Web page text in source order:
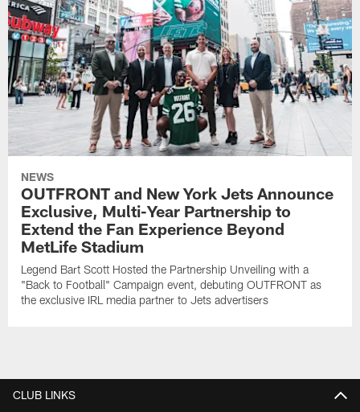
NEWS
OUTFRONT and New York Jets Announce
Exclusive, Multi-Year Partnership to
Extend the Fan Experience Beyond
MetLife Stadium
Legend Bart Scott Hosted the Partnership Unveiling with a
"Back to Football" Campaign event, debuting OUTFRONT as
the exclusive IRL media partner to Jets advertisers
CLUB LINKS